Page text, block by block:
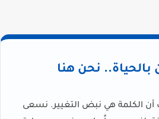
بالحياة.. نحن هنا
أن الكلمة هي نبض التغيير. نسعى